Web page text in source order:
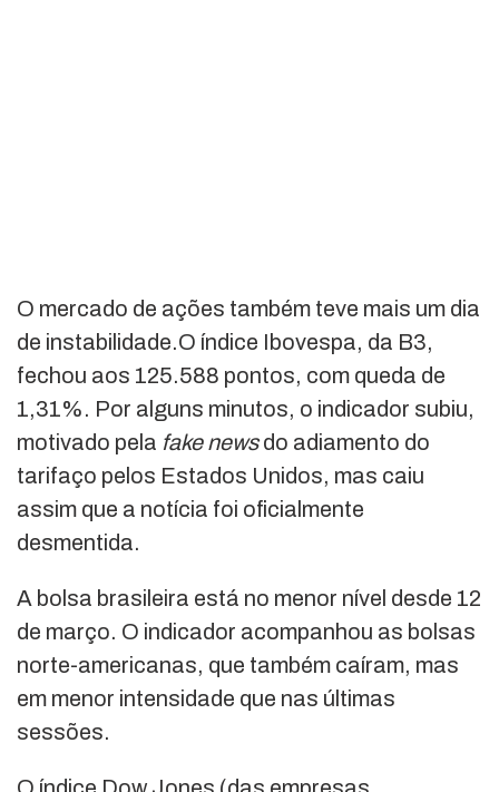
O mercado de ações também teve mais um dia
de instabilidade.O índice Ibovespa, da B3,
fechou aos 125.588 pontos, com queda de
1,31%. Por alguns minutos, o indicador subiu,
motivado pela fake newsdo adiamento do
tarifaço pelos Estados Unidos, mas caiu
assim que a notícia foi oficialmente
desmentida.
A bolsa brasileira está no menor nível desde 12
de março. O indicador acompanhou as bolsas
norte-americanas, que também caíram, mas
em menor intensidade que nas últimas
sessões.